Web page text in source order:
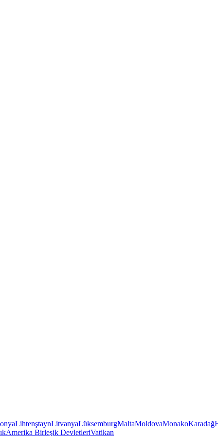
LihtenştaynLitvanyaLüksemburgMaltaMoldovaMonakoKaradağ
Amerika Birleşik DevletleriVatikan